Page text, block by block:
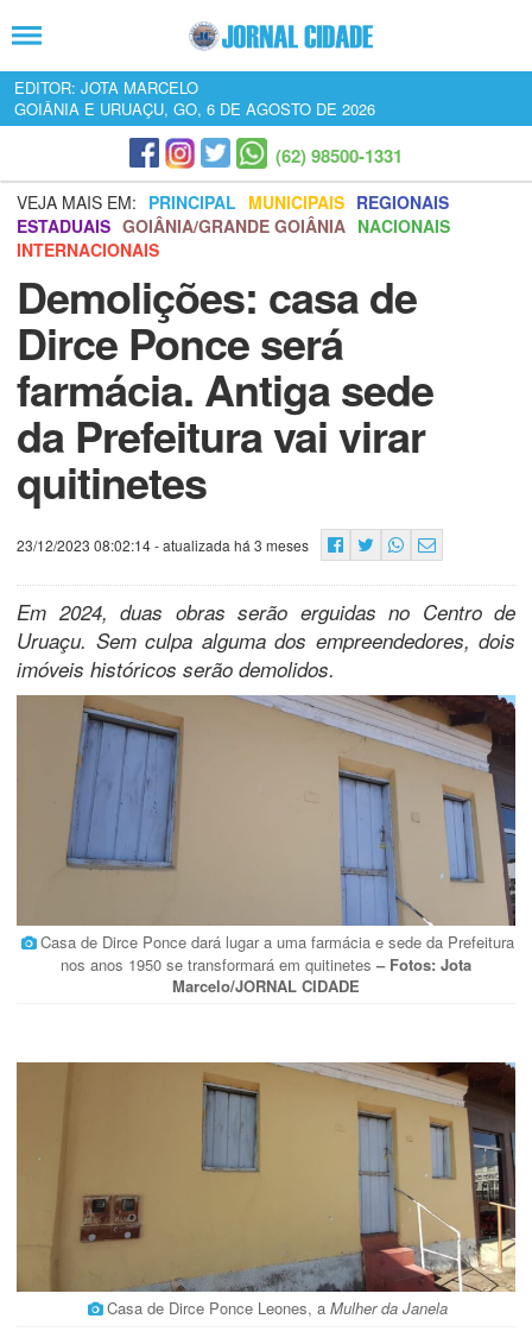
EDITOR: JOTA MARCELO
GOIÂNIA E URUAÇU, GO, 6 DE AGOSTO DE 2026
(62) 98500-1331
VEJA MAIS EM: PRINCIPAL MUNICIPAIS REGIONAIS
ESTADUAIS GOIÂNIA/GRANDE GOIÂNIA NACIONAIS
INTERNACIONAIS
Demolições: casa de
Dirce Ponce será
farmácia. Antiga sede
da Prefeitura vai virar
quitinetes
23/12/2023 08:02:14- atualizada há 3 meses
Em 2024, duas obras serão erguidas no Centro de
Uruaçu. Sem culpa alguma dos empreendedores, dois
imóveis históricos serão demolidos.
Casa de Dirce Ponce dará lugar a uma farmácia e sede da Prefeitura
nos anos 1950 se transformará em quitinetes – Fotos: Jota
Marcelo/JORNAL CIDADE
Casa de Dirce Ponce Leones, a Mulher da Janela